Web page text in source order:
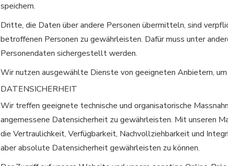
speichern.
Dritte, die Daten über andere Personen übermitteln, sind
betroffenen Personen zu gewährleisten. Dafür muss unter
Personendaten sichergestellt werden.
Wir nutzen ausgewählte Dienste von geeigneten Anbietern,
DATENSICHERHEIT
Wir treffen geeignete technische und organisatorische
angemessene Datensicherheit zu gewährleisten. Mit unseren
die Vertraulichkeit, Verfügbarkeit, Nachvollziehbarkeit und
aber absolute Datensicherheit gewährleisten zu können.